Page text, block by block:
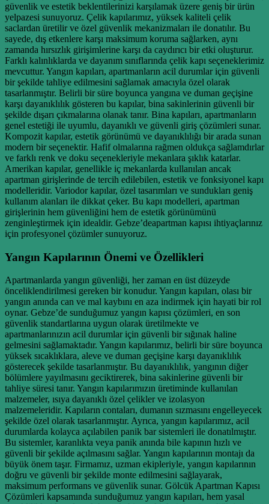
güvenlik ve estetik beklentilerinizi karşılamak üzere geniş bir ürün
yelpazesi sunuyoruz. Çelik kapılarımız, yüksek kaliteli çelik
saclardan üretilir ve özel güvenlik mekanizmaları ile donatılır. Bu
sayede, dış etkenlere karşı maksimum koruma sağlarken, aynı
zamanda hırsızlık girişimlerine karşı da caydırıcı bir etki oluşturur.
Farklı kalınlıklarda ve dayanım sınıflarında çelik kapı seçeneklerimiz
mevcuttur. Yangın kapıları, apartmanların acil durumlar için güvenli
bir şekilde tahliye edilmesini sağlamak amacıyla özel olarak
tasarlanmıştır. Belirli bir süre boyunca yangına ve duman geçişine
karşı dayanıklılık gösteren bu kapılar, bina sakinlerinin güvenli bir
şekilde dışarı çıkmalarına olanak tanır. Bina kapıları, apartmanların
genel estetiği ile uyumlu, dayanıklı ve güvenli giriş çözümleri sunar.
Kompozit kapılar, estetik görünümü ve dayanıklılığı bir arada sunan
modern bir seçenektir. Hafif olmalarına rağmen oldukça sağlamdırlar
ve farklı renk ve doku seçenekleriyle mekanlara şıklık katarlar.
Amerikan kapılar, genellikle iç mekanlarda kullanılan ancak
apartman girişlerinde de tercih edilebilen, estetik ve fonksiyonel kapı
modelleridir. Variodor kapılar, özel tasarımları ve sundukları geniş
kullanım alanları ile dikkat çeker. Bu kapı modelleri, apartman
girişlerinin hem güvenliğini hem de estetik görünümünü
zenginleştirmek için idealdir. Gebze’deapartman kapısı ihtiyaçlarınız
için profesyonel çözümler sunuyoruz.
Yangın Kapılarının Önemi ve Özellikleri
Apartmanlarda yangın güvenliği, her zaman en üst düzeyde
önceliklendirilmesi gereken bir konudur. Yangın kapıları, olası bir
yangın anında can ve mal kaybını en aza indirmek için hayati bir rol
oynar. Gebze’de sunduğumuz yangın kapısı çözümleri, en son
güvenlik standartlarına uygun olarak üretilmekte ve
apartmanlarınızın acil durumlar için güvenli bir sığınak haline
gelmesini sağlamaktadır. Yangın kapılarımız, belirli bir süre boyunca
yüksek sıcaklıklara, aleve ve duman geçişine karşı dayanıklılık
gösterecek şekilde tasarlanmıştır. Bu dayanıklılık, yangının diğer
bölümlere yayılmasını geciktirerek, bina sakinlerine güvenli bir
tahliye süresi tanır. Yangın kapılarımızın üretiminde kullanılan
malzemeler, ısıya dayanıklı özel çelikler ve izolasyon
malzemeleridir. Kapıların contaları, dumanın sızmasını engelleyecek
şekilde özel olarak tasarlanmıştır. Ayrıca, yangın kapılarımız, acil
durumlarda kolayca açılabilen panik bar sistemleri ile donatılmıştır.
Bu sistemler, karanlıkta veya panik anında bile kapının hızlı ve
güvenli bir şekilde açılmasını sağlar. Yangın kapılarının montajı da
büyük önem taşır. Firmamız, uzman ekipleriyle, yangın kapılarının
doğru ve güvenli bir şekilde monte edilmesini sağlayarak,
maksimum performans ve güvenlik sunar. Gölcük Apartman Kapısı
Çözümleri kapsamında sunduğumuz yangın kapıları, hem yasal